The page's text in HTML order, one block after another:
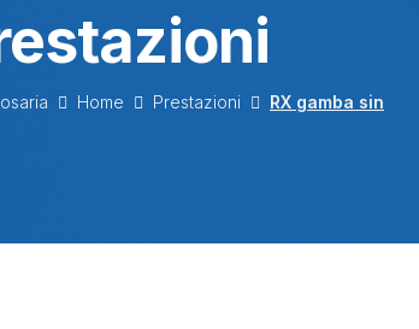
Home Prestazioni RX gamba sin